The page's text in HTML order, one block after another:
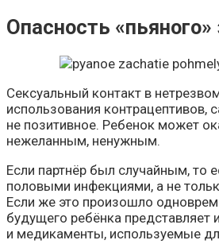
Опасность «пьяного»
Сексуальный контакт в
использования контрацептивов,
не позитивное. Ребенок может
нежеланным, ненужным.
Если партнёр был случайным, то
половыми инфекциями, а не
Если же это произошло
будущего ребёнка представляет
и медикаменты, используемые